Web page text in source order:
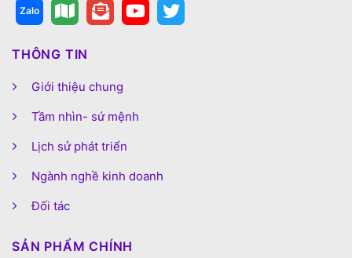
THÔNG TIN
Giới thiệu chung
Tầm nhìn- sứ mệnh
Lịch sử phát triển
Ngành nghề kinh doanh
Đối tác
SẢN PHẨM CHÍNH